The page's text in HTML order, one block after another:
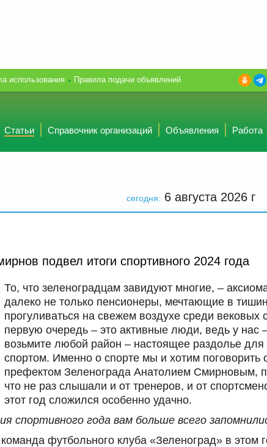
использования Правила подачи объявлений
Статьи Справочник организаций Объявления Работа
сегодня: 6 августа 2026 г
подвел итоги спортивного 2024 года
То, что зеленоградцам завидуют многие, –
далеко не только пенсионеры, мечтающие в
прогуливаться на свежем воздухе среди вековых
первую очередь – это активные люди, ведь у нас
возьмите любой район – настоящее раздолье для
спортом. Именно о спорте мы и хотим поговорить
префектом Зеленограда Анатолием Смирновым,
что не раз слышали и от тренеров, и от
этот год сложился особенно удачно.
спортивного года вам больше всего
футбольного клуба «Зеленоград» в этом